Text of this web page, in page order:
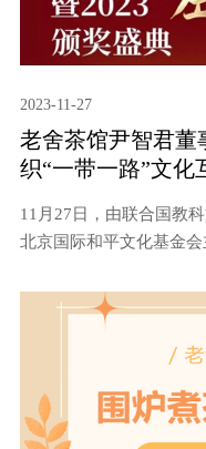
2023-11-27
老舍茶馆尹智君董
织“一带一路”文化
11月27日，由联合国教
北京国际和平文化基金
在中国国家图书馆艺术
传播方面做出杰出贡献
是对中国茶文化的一次
带一路”文化互动项目中